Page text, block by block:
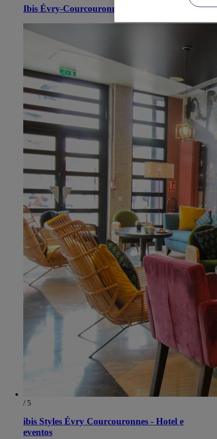
Ibis Évry-Courcouronnes
/ 5
ibis Styles Évry Courcouronnes - Hotel e
eventos